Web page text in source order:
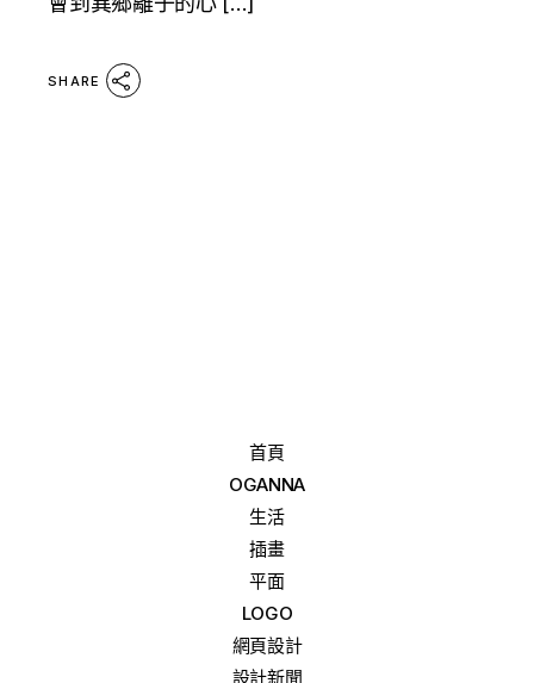
SHARE
首頁
OGANNA
生活
插畫
平面
LOGO
網頁設計
設計新聞